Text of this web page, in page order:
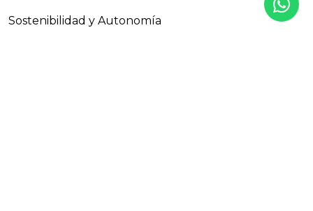
Sostenibilidad y Autonomía